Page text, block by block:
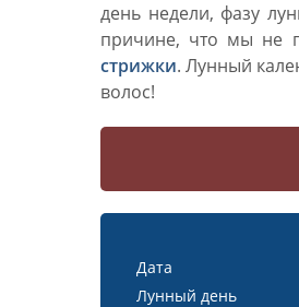
день недели, фазу
причине, что мы не
стрижки. Лунный
волос!
Дата
Лунный день